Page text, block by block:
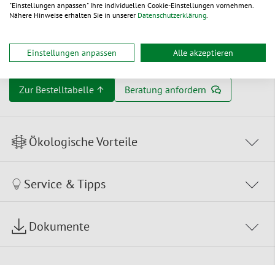
Zertifikate
Zur Bestelltabelle ↑ Beratung anfordern
Ökologische Vorteile
Service & Tipps
Dokumente
"Einstellungen anpassen" Ihre individuellen Cookie-Einstellungen vornehmen.
Nähere Hinweise erhalten Sie in unserer Datenschutzerklärung.
Einstellungen anpassen Alle akzeptieren